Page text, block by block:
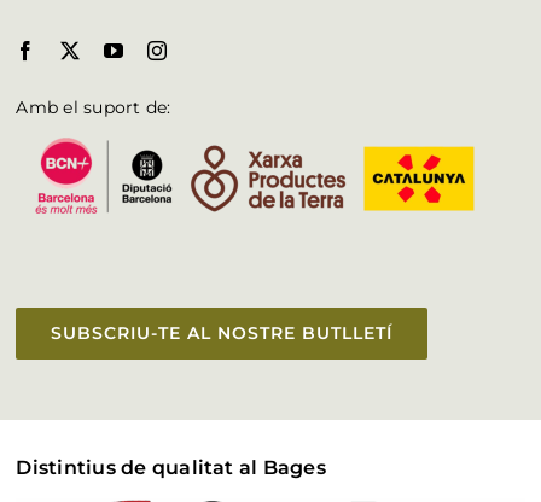
Amb el suport de:
SUBSCRIU-TE AL NOSTRE BUTLLETÍ
Distintius de qualitat al Bages